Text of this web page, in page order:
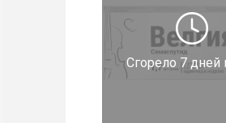
Сгорело 7 дней